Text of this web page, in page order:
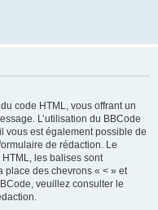
code HTML, vous offrant un
L’utilisation du BBCode
vous est également possible de
de rédaction. Le
les balises sont
place des chevrons « < » et
veuillez consulter le